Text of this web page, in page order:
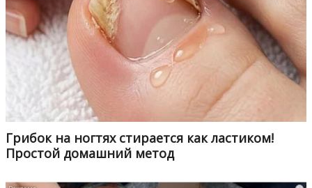
Грибок на ногтях стирается как ластиком!
Простой домашний метод